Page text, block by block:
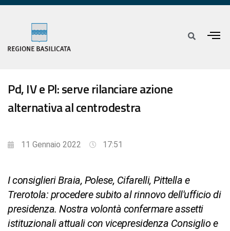
Pd, IV e Pl: serve rilanciare azione
alternativa al centrodestra
11 Gennaio 2022 17:51
I consiglieri Braia, Polese, Cifarelli, Pittella e
Trerotola: procedere subito al rinnovo dell'ufficio di
presidenza. Nostra volontà confermare assetti
istituzionali attuali con vicepresidenza Consiglio e